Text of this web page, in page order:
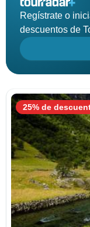
Regístrate o
descuentos de
25% de